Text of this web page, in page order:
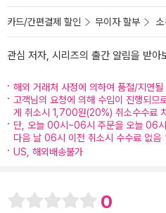
카드/간편결제 할인 무이자 할부
관심 저자, 시리즈의 출간 알림을 받아
해외 거래처 사정에 의하여 품절/지연될
고객님의 요청에 의해 수입이 진행되므
게 취소시 1,700원(20%) 취소수수료
단, 오늘 00시~06시 주문을 오늘 06
다음 날 06시 이전 취소시 수수료 없음
US, 해외배송불가
0